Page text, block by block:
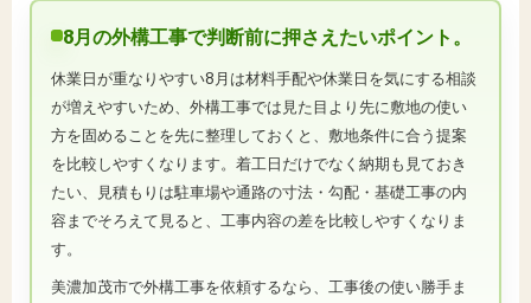
8月の外構工事で判断前に押さえたいポイント。
休業日が重なりやすい8月は材料手配や休業日を気にする相談
が増えやすいため、外構工事では見た目より先に敷地の使い
方を固めることを先に整理しておくと、敷地条件に合う提案
を比較しやすくなります。着工日だけでなく納期も見ておき
たい、見積もりは駐車場や通路の寸法・勾配・基礎工事の内
容までそろえて見ると、工事内容の差を比較しやすくなりま
す。
美濃加茂市で外構工事を依頼するなら、工事後の使い勝手ま